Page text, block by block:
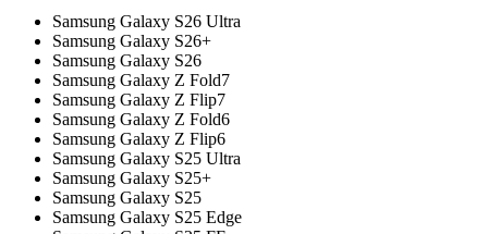
Samsung Galaxy S26 Ultra
Samsung Galaxy S26+
Samsung Galaxy S26
Samsung Galaxy Z Fold7
Samsung Galaxy Z Flip7
Samsung Galaxy Z Fold6
Samsung Galaxy Z Flip6
Samsung Galaxy S25 Ultra
Samsung Galaxy S25+
Samsung Galaxy S25
Samsung Galaxy S25 Edge